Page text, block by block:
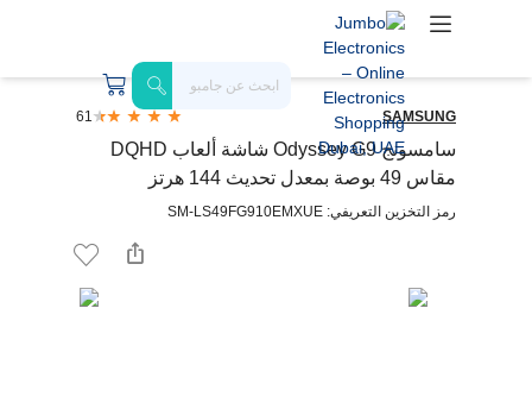
SAMSUNG
61
سامسونج Odyssey G9 شاشة ألعاب DQHD
مقاس 49 بوصة بمعدل تحديث 144 هرتز
رمز التخزين التعريفي: SM-LS49FG910EMXUE